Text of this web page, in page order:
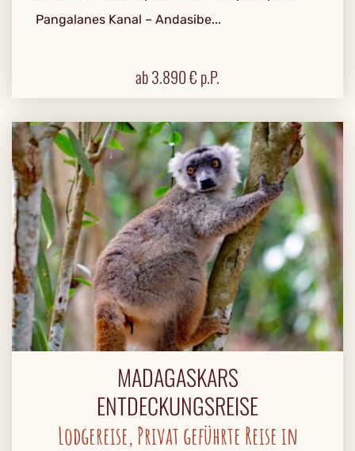
Pangalanes Kanal – Andasibe...
ab3.890€ p.P.
MADAGASKARS
ENTDECKUNGSREISE
Lodgereise, Privat geführte Reise in